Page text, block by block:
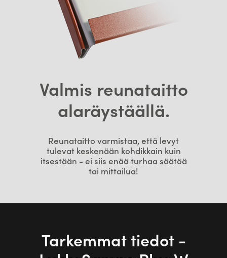
Valmis reunataitto
alaräystäällä.
Reunataitto varmistaa, että levyt
tulevat keskenään kohdikkain kuin
itsestään - ei siis enää turhaa säätöä
tai mittailua!
Tarkemmat tiedot -